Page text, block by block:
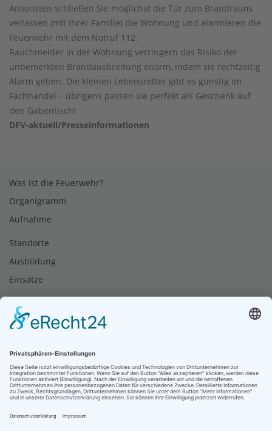
Ansonsten schließen Sie möglichst die Tür zum Brandraum,
verlassen (mit Ihrer Familie) die Wohnung und alarmieren die
Feuerwehr mit dem Notruf 112.
Rauchmelder in der Wohnung verringern das Risiko der
unbemerkten Brandausbreitung enorm, indem sie rechtzeitig
Alarm geben. Die kleinen Lebensretter gibt es günstig im
Fachhandel – übrigens passen sie perfekt als Geschenk auf
den Gabentisch!
DFV-aktuell/Presseinformationen
Was ist die Feuerwehr?
Organigramm
Aufnahme
Standorte
Ausbildung
Einsätze
Brandschutztipps
Soziale Netzwerke